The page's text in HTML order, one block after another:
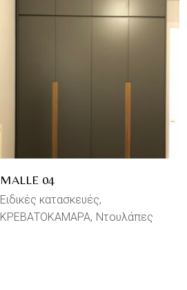
MALLE 04
Ειδικές κατασκευές
ΚΡΕΒΑΤΟΚΑΜΑΡΑ Ντουλάπες